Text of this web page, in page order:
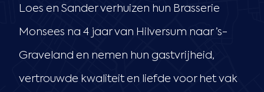
Loes en Sander verhuizen hun Brasserie
Monsees na 4 jaar van Hilversum naar ’s-
Graveland en nemen hun gastvrijheid,
vertrouwde kwaliteit en liefde voor het vak